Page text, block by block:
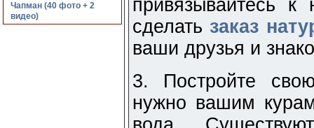
Чапман (40 фото + 2
видео)
привязывайтесь
сделать заказ
ваши друзья и
3. Постройте
нужно вашим